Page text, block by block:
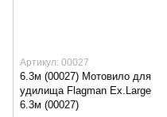
Артикул: 00027
6.3м (00027) Мотовило для
удилища Flagman Ex.Large
6.3м (00027)